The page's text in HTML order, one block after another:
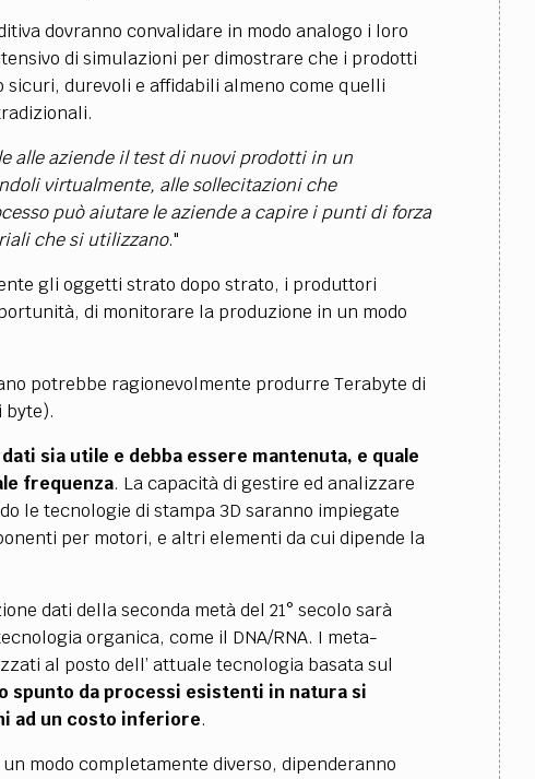
dovranno convalidare in modo analogo i loro
di simulazioni per dimostrare che i prodotti
durevoli e affidabili almeno come quelli
alle aziende il test di nuovi prodotti in un
virtualmente, alle sollecitazioni che
può aiutare le aziende a capire i punti di forza
che si utilizzano."
gli oggetti strato dopo strato, i produttori
di monitorare la produzione in un modo
potrebbe ragionevolmente produrre Terabyte di
byte).
sia utile e debba essere mantenuta, e quale
frequenza. La capacità di gestire ed analizzare
le tecnologie di stampa 3D saranno impiegate
per motori, e altri elementi da cui dipende la
dati della seconda metà del 21° secolo sarà
organica, come il DNA/RNA. I meta-
al posto dell’ attuale tecnologia basata sul
spunto da processi esistenti in natura si
ad un costo inferiore.
modo completamente diverso, dipenderanno